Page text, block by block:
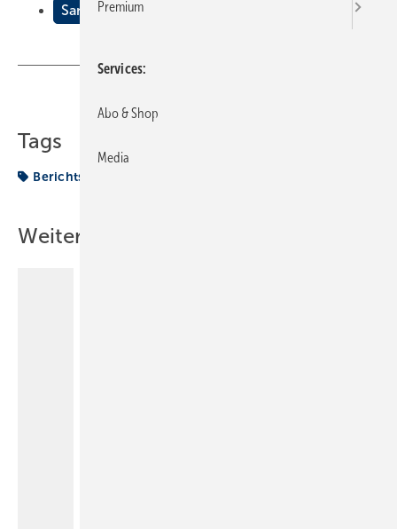
Sanitärtechnik
Tags
Berichtsheft
Weitere Inhalte
Premium
Services
Abo & Shop
Media